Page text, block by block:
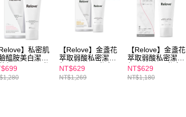
】私密肌
醯胺美白潔淨
凝露120ml(私
洗劑)
【Relove】金盞花
萃取弱酸私密潔淨
凝露120ML(私密
處洗劑)+30秒私密
肌弱酸清潔面膜濕
NT$629
NT$1,269
【Relove】金盞花
萃取弱酸私密潔淨
凝露120ML(私密
處洗劑)
NT$629
NT$1,180